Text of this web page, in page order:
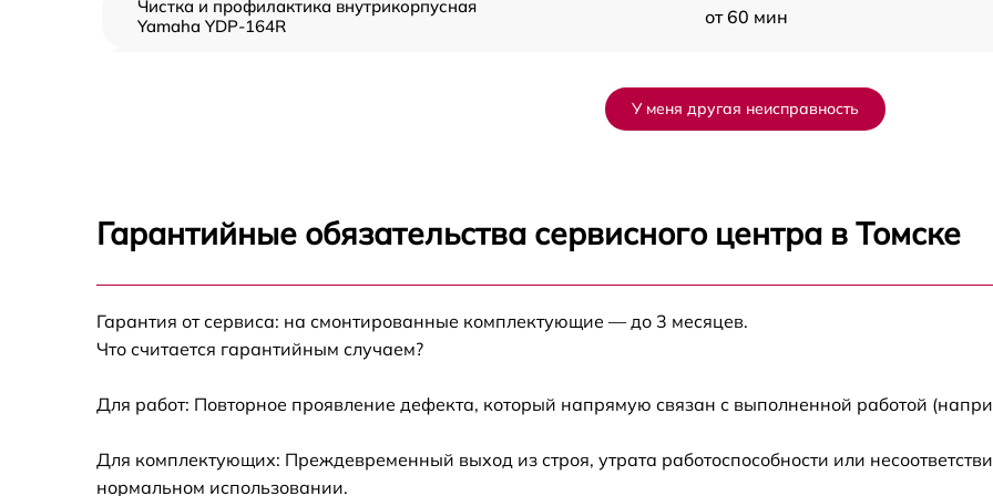
Чистка и профилактика внутрикорпусная
Yamaha YDP-164R
от 60 мин
Чистка токопроводящих резинок механизма
клавиш Yamaha YDP-164R
от 60 мин
клавиш Yamaha YDP-164R
Yamaha YDP-164R
от 60 мин
У меня другая неисправность
Гарантийные обязательства сервисного центра в Томске
Гарантия от сервиса: на смонтированные комплектующие — до 3 месяцев.
Что считается гарантийным случаем?
Для работ: Повторное проявление дефекта, который напрямую связан с выполненной работой
Для комплектующих: Преждевременный выход из строя, утрата работоспособности или
нормальном использовании.